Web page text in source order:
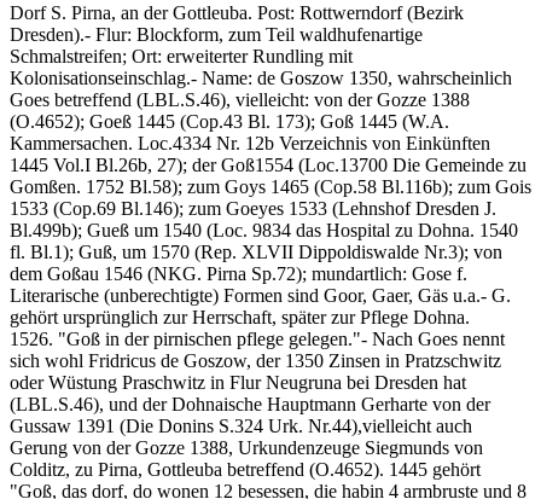
Dorf S. Pirna, an der Gottleuba. Post: Rottwerndorf (Bezirk
Dresden).- Flur: Blockform, zum Teil waldhufenartige
Schmalstreifen; Ort: erweiterter Rundling mit
Kolonisationseinschlag.- Name: de Goszow 1350, wahrscheinlich
Goes betreffend (LBL.S.46), vielleicht: von der Gozze 1388
(O.4652); Goeß 1445 (Cop.43 Bl. 173); Goß 1445 (W.A.
Kammersachen. Loc.4334 Nr. 12b Verzeichnis von Einkünften
1445 Vol.I Bl.26b, 27); der Goß1554 (Loc.13700 Die Gemeinde zu
Gomßen. 1752 Bl.58); zum Goys 1465 (Cop.58 Bl.116b); zum Gois
1533 (Cop.69 Bl.146); zum Goeyes 1533 (Lehnshof Dresden J.
Bl.499b); Gueß um 1540 (Loc. 9834 das Hospital zu Dohna. 1540
fl. Bl.1); Guß, um 1570 (Rep. XLVII Dippoldiswalde Nr.3); von
dem Goßau 1546 (NKG. Pirna Sp.72); mundartlich: Gose f.
Literarische (unberechtigte) Formen sind Goor, Gaer, Gäs u.a.- G.
gehört ursprünglich zur Herrschaft, später zur Pflege Dohna.
1526. "Goß in der pirnischen pflege gelegen."- Nach Goes nennt
sich wohl Fridricus de Goszow, der 1350 Zinsen in Pratzschwitz
oder Wüstung Praschwitz in Flur Neugruna bei Dresden hat
(LBL.S.46), und der Dohnaische Hauptmann Gerharte von der
Gussaw 1391 (Die Donins S.324 Urk. Nr.44),vielleicht auch
Gerung von der Gozze 1388, Urkundenzeuge Siegmunds von
Colditz, zu Pirna, Gottleuba betreffend (O.4652). 1445 gehört
"Goß, das dorf, do wonen 12 besessen, die habin 4 armbruste und 8